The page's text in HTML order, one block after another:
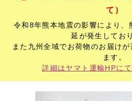
て）
令和8年熊本地震の影響により、
延が発生してお
また九州全域でお荷物のお届け
ます。
詳細はヤマト運輸HPに